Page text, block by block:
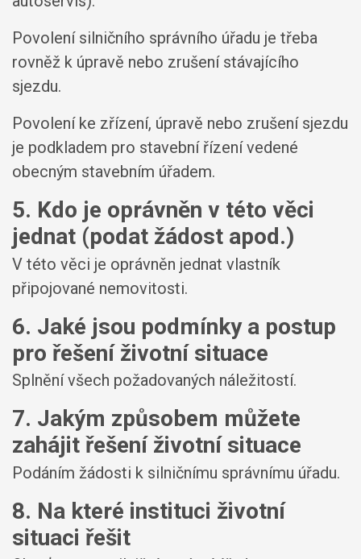
Povolení silničního správního úřadu je třeba
rovněž k úpravě nebo zrušení stávajícího
sjezdu.
Povolení ke zřízení, úpravě nebo zrušení sjezdu
je podkladem pro stavební řízení vedené
obecným stavebním úřadem.
5. Kdo je oprávněn v této věci
jednat (podat žádost apod.)
V této věci je oprávněn jednat vlastník
připojované nemovitosti.
6. Jaké jsou podmínky a postup
pro řešení životní situace
Splnění všech požadovaných náležitostí.
7. Jakým způsobem můžete
zahájit řešení životní situace
Podáním žádosti k silničnímu správnímu úřadu.
8. Na které instituci životní
situaci řešit